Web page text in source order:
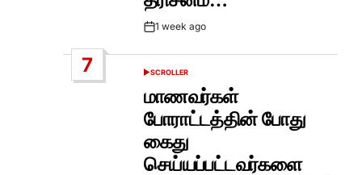
Post1 week ago
7
POSTED
SCROLLER
மாணவர்கள்
போராட்டத்தின் போது
கைது
செய்யப்பட்டவர்களை